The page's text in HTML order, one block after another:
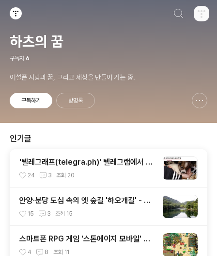
하츠의 꿈
구독자 6
어설픈 사랑과 꿈, 그리고 세상을 만들어 가는 중.
구독하기 방명록
인기글
'텔레그래프(telegra.ph)' 텔레그램에서 만
든 익명 블로그, 자유와 권한의 사이를 비집
24 3 조회 20
안양·분당 도심 속의 옛 숲길 '하오개길' - 안
양·분당 드라이브 코스 추천
15 3 조회 15
스마트폰 RPG 게임 '스톤에이지 모바일' 후
기 및 간단 공략
4 8 조회 11